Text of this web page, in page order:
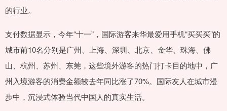
的行业。
支付数据显示，今年“十一”，国际游客来华最爱用手机“买买买”的
城市前10名分别是广州、上海、深圳、北京、金华、珠海、佛
山、杭州、苏州、东莞，这些境外游客的热门打卡目的地中，广
州入境游客的消费金额较去年同比涨了70%。国际友人在城市漫
步中，沉浸式体验当代中国人的真实生活。